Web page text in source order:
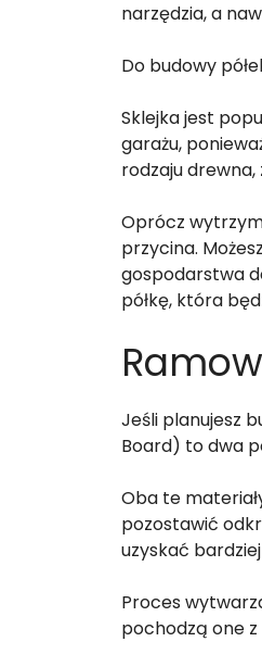
narzędzia, a
Do budowy
Sklejka jest
garażu,
rodzaju
Oprócz
przycina.
gospodarstwa
półkę, która
Jeśli planujesz
Board) to dwa
Oba te
pozostawić
uzyskać
Proces
pochodzą one